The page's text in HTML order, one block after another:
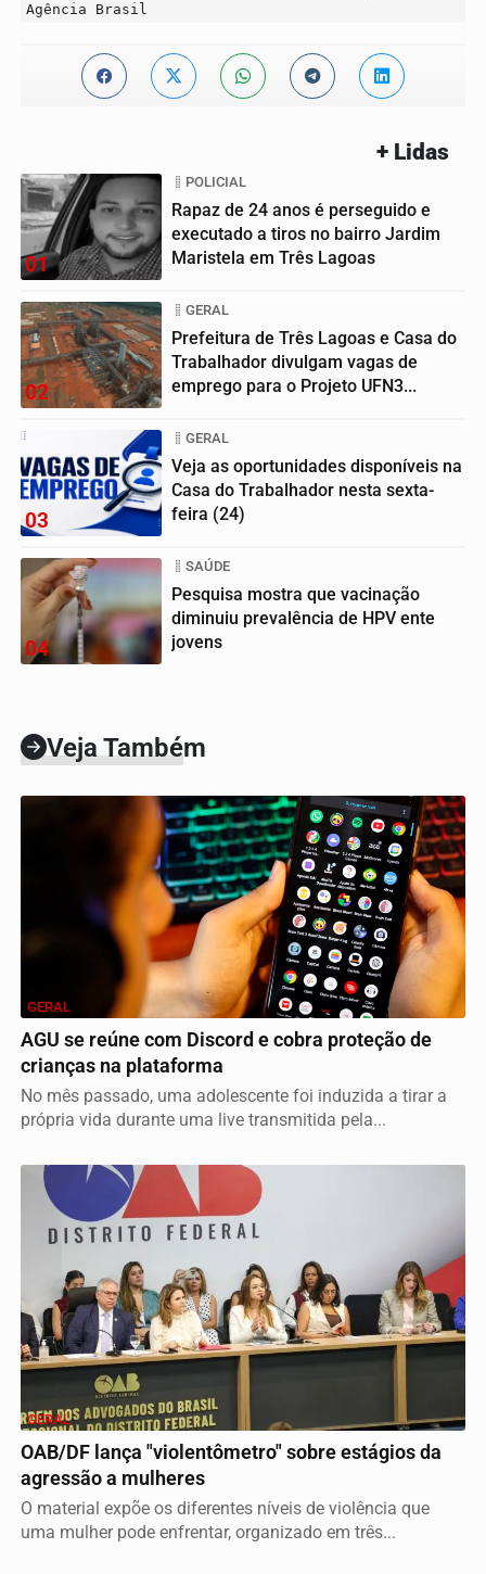
Agência Brasil
+ Lidas
01
POLICIAL
Rapaz de 24 anos é perseguido e
executado a tiros no bairro Jardim
Maristela em Três Lagoas
02
GERAL
Prefeitura de Três Lagoas e Casa do
Trabalhador divulgam vagas de
emprego para o Projeto UFN3...
03
GERAL
Veja as oportunidades disponíveis na
Casa do Trabalhador nesta sexta-
feira (24)
04
SAÚDE
Pesquisa mostra que vacinação
diminuiu prevalência de HPV ente
jovens
Veja Também
GERAL
AGU se reúne com Discord e cobra proteção de
crianças na plataforma
No mês passado, uma adolescente foi induzida a tirar a
própria vida durante uma live transmitida pela...
GERAL
OAB/DF lança "violentômetro" sobre estágios da
agressão a mulheres
O material expõe os diferentes níveis de violência que
uma mulher pode enfrentar, organizado em três...